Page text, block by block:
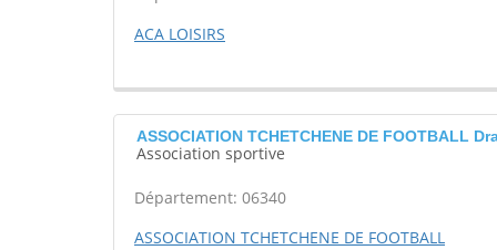
ACA LOISIRS
ASSOCIATION TCHETCHENE DE FOOTBALL
Association sportive
Département: 06340
ASSOCIATION TCHETCHENE DE FOOTBALL